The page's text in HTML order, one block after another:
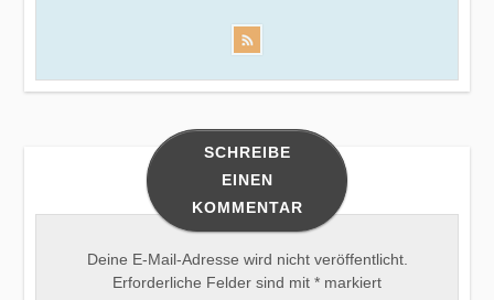
SCHREIBE
EINEN
KOMMENTAR
Deine E-Mail-Adresse wird nicht veröffentlicht.
Erforderliche Felder sind mit * markiert